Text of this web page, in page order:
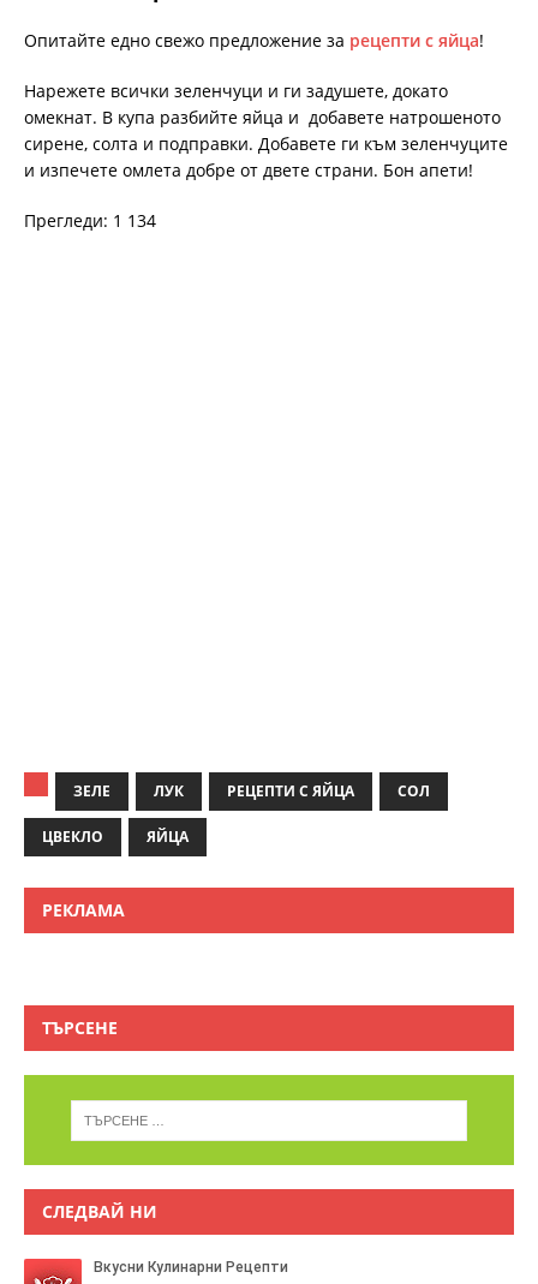
Опитайте едно свежо предложение за рецепти с яйца!
Нарежете всички зеленчуци и ги задушете, докато
омекнат. В купа разбийте яйца и добавете натрошеното
сирене, солта и подправки. Добавете ги към зеленчуците
и изпечете омлета добре от двете страни. Бон апети!
Прегледи: 1 134
ЗЕЛЕ ЛУК РЕЦЕПТИ С ЯЙЦА СОЛ
ЦВЕКЛО ЯЙЦА
РЕКЛАМА
ТЪРСЕНЕ
СЛЕДВАЙ НИ